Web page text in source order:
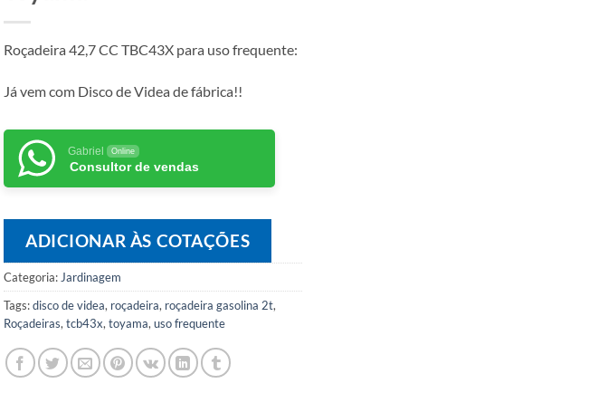
Roçadeira 42,7 CC TBC43X para uso frequente:
Já vem com Disco de Videa de fábrica!!
Gabriel Online
Consultor de vendas
ADICIONAR ÀS COTAÇÕES
Categoria: Jardinagem
Tags:disco de videa, roçadeira, roçadeira gasolina 2t,
Roçadeiras, tcb43x, toyama, uso frequente